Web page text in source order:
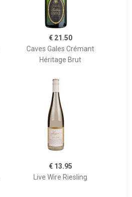
€ 21.50
Caves Gales Crémant
Héritage Brut
€ 13.95
Live Wire Riesling